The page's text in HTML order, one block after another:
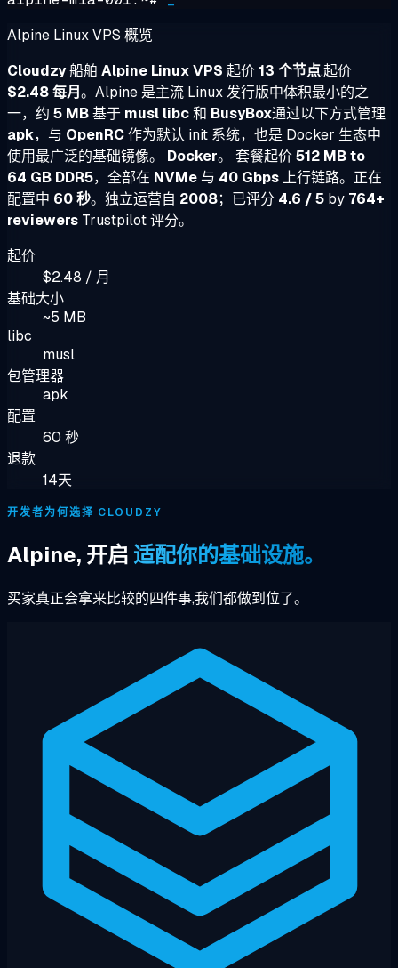
Alpine Linux VPS 概览
Cloudzy船舶 Alpine Linux VPS 起价13 个节点,起价
$2.48 每月。Alpine 是主流 Linux 发行版中体积最小的之
一，约 5 MB基于 musl libc和 BusyBox通过以下方式管理
apk，与 OpenRC作为默认 init 系统，也是 Docker 生态中
使用最广泛的基础镜像。 Docker。 套餐起价512 MB to
64 GB DDR5，全部在 NVMe 与 40 Gbps 上行链路。正在
配置中 60 秒。独立运营自 2008；已评分 4.6 / 5 by 764+
reviewers Trustpilot 评分。
起价
$2.48 / 月
基础大小
~5 MB
libc
musl
包管理器
apk
配置
60 秒
退款
14天
开发者为何选择 CLOUDZY
Alpine, 开启 适配你的基础设施。
买家真正会拿来比较的四件事,我们都做到位了。